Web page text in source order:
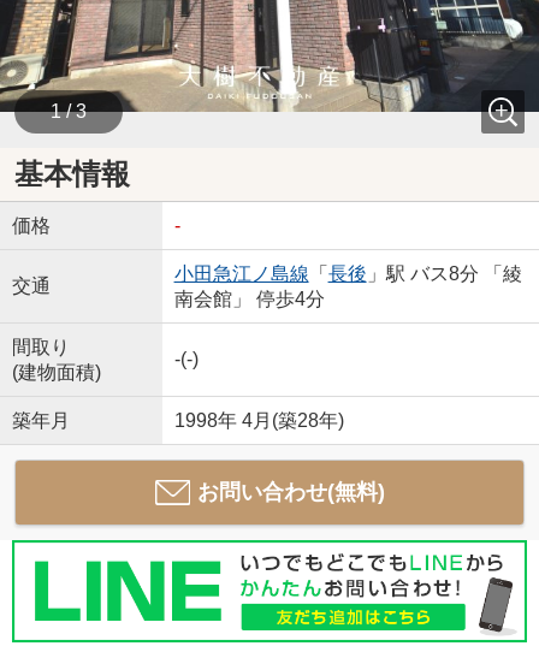
1 / 3
基本情報
価格 -
交通
小田急江ノ島線 「 長後 」駅 バス8分 「綾
南会館」 停歩4分
間取り
(建物面積)
-(-)
築年月 1998年 4月(築28年)
お問い合わせ(無料)